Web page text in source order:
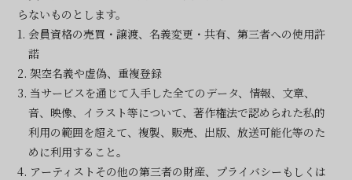
らないものとします。
1. 会員資格の売買・譲渡、名義変更・共有、第三者への使用許
諾
2. 架空名義や虚偽、重複登録
3. 当サービスを通じて入手した全てのデータ、情報、文章、
音、映像、イラスト等について、著作権法で認められた私的
利用の範囲を超えて、複製、販売、出版、放送可能化等のた
めに利用すること。
4. アーティストその他の第三者の財産、プライバシーもしくは